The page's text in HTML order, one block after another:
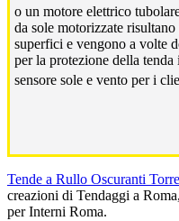
o un motore elettrico
da sole motorizzate
superfici e vengono a volte
per la protezione della
sensore sole e vento per i
Tende a Rullo Oscuranti
creazioni di Tendaggi a
per Interni Roma.